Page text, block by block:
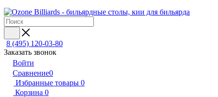
8 (495) 120-03-80
Заказать звонок
Войти
Сравнение0
Избранные товары 0
Корзина 0